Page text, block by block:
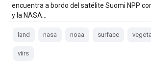
encuentra a bordo del satélite Suomi NPP
y la NASA…
land nasa noaa surface
viirs